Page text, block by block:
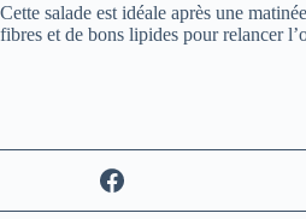
Cette salade est idéale après une
fibres et de bons lipides pour relancer